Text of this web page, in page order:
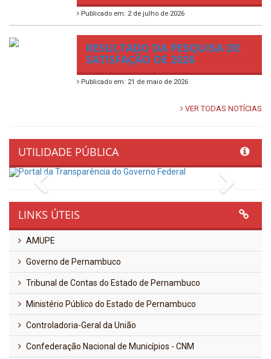
Publicado em: 2 de julho de 2026
RESULTADO DA PESQUISA DE
SATISFAÇÃO DE 2026
Publicado em: 21 de maio de 2026
VER TODAS NOTÍCIAS
UTILIDADE PÚBLICA
Previous
LINKS ÚTEIS
AMUPE
Governo de Pernambuco
Tribunal de Contas do Estado de Pernambuco
Ministério Público do Estado de Pernambuco
Controladoria-Geral da União
Confederação Nacional de Municípios - CNM